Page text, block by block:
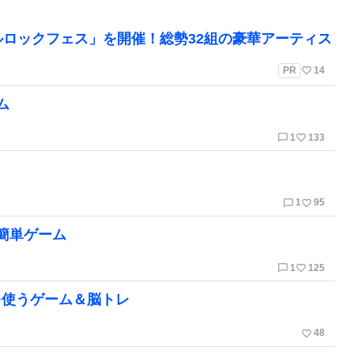
ックフェス」を開催！総勢32組の豪華アーティス
PR favorite_border 14
chat_bubble_outline 1 favorite_border 133
chat_bubble_outline 1 favorite_border 95
単ゲーム
chat_bubble_outline 1 favorite_border 125
うゲーム＆脳トレ
favorite_border 48